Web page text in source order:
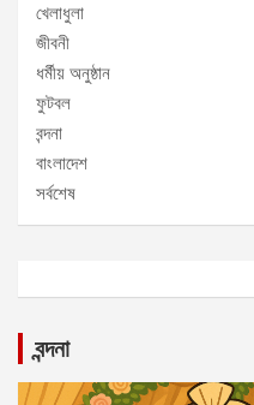
খেলাধুলা
জীবনী
ধর্মীয় অনুষ্ঠান
ফুটবল
বন্দনা
বাংলাদেশ
সর্বশেষ
বন্দনা